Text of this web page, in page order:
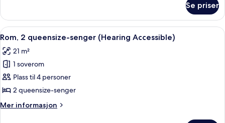
1
kingsize-
seng
Se priser
Åpne
alle
bildene
av
Rom,
2
queensize-
senger
Sengetøy av topp kvalitet, dundyner
6
Rom, 2 queensize-senger (Hearing Accessible)
21 m²
1 soverom
Plass til 4 personer
2 queensize-senger
Mer informasjon
Mer